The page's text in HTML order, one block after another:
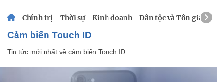
Chính trị Thời sự Kinh doanh Dân tộc và Tôn giáo
cảm biến Touch ID
Tin tức mới nhất về cảm biến Touch ID